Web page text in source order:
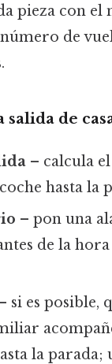
pieza con el
de
salida de
– calcula
hasta la
– pon una
de la
si es posible,
la parada;